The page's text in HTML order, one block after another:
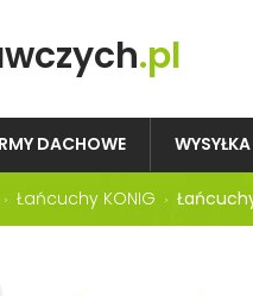
.pl
DACHOWE WYSYŁKA
Łańcuchy KONIG